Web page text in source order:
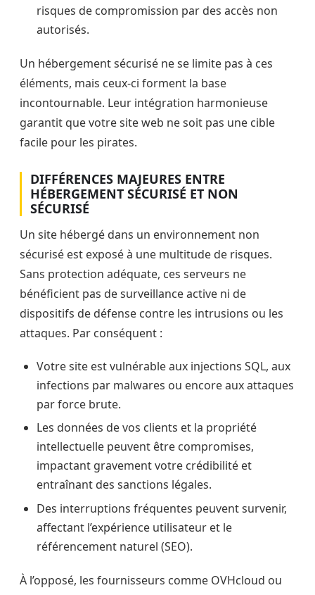
risques de compromission par des accès non
autorisés.
Un hébergement sécurisé ne se limite pas à ces
éléments, mais ceux-ci forment la base
incontournable. Leur intégration harmonieuse
garantit que votre site web ne soit pas une cible
facile pour les pirates.
DIFFÉRENCES MAJEURES ENTRE
HÉBERGEMENT SÉCURISÉ ET NON
SÉCURISÉ
Un site hébergé dans un environnement non
sécurisé est exposé à une multitude de risques.
Sans protection adéquate, ces serveurs ne
bénéficient pas de surveillance active ni de
dispositifs de défense contre les intrusions ou les
attaques. Par conséquent :
Votre site est vulnérable aux injections SQL, aux
infections par malwares ou encore aux attaques
par force brute.
Les données de vos clients et la propriété
intellectuelle peuvent être compromises,
impactant gravement votre crédibilité et
entraînant des sanctions légales.
Des interruptions fréquentes peuvent survenir,
affectant l’expérience utilisateur et le
référencement naturel (SEO).
À l’opposé, les fournisseurs comme OVHcloud ou